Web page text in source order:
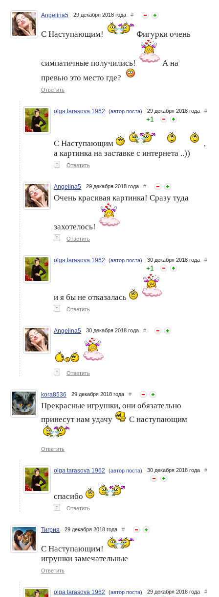
Angelina5 29 декабря 2018 года #
С Наступающим! Фигурки очень
симпатичные получились!
А на
превью это место где?
Ответить
olga tarasova 1962 (автор поста) 29 декабря 2018 года #
+1
С Наступающим
,
а картинка на заставке с интернета ..))
↑ Ответить
Angelina5 29 декабря 2018 года #
Очень красивая картинка! Сразу туда
захотелось!
↑ Ответить
olga tarasova 1962 (автор поста) 30 декабря 2018 года #
+1
и я бы не отказалась
↑ Ответить
Angelina5 30 декабря 2018 года #
↑ Ответить
kora8536 29 декабря 2018 года #
Прекрасные игрушки, они обязательно
принесут нам удачу
С наступающим
Ответить
olga tarasova 1962 (автор поста) 30 декабря 2018 года #
спасибо
↑ Ответить
Тигрия 29 декабря 2018 года #
С Наступающим!
игрушки замечательные
Ответить
olga tarasova 1962 (автор поста) 29 декабря 2018 года #